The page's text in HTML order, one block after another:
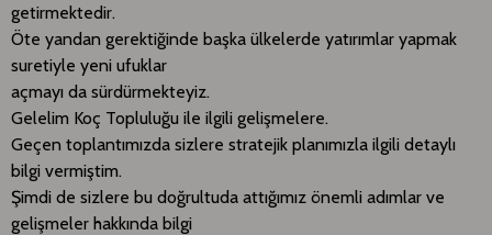
getirmektedir.
Öte yandan gerektiğinde başka ülkelerde yatırımlar yapmak
suretiyle yeni ufuklar
açmayı da sürdürmekteyiz.
Gelelim Koç Topluluğu ile ilgili gelişmelere.
Geçen toplantımızda sizlere stratejik planımızla ilgili detaylı
bilgi vermiştim.
Şimdi de sizlere bu doğrultuda attığımız önemli adımlar ve
gelişmeler hakkında bilgi